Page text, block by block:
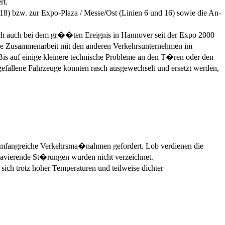
bzw. zur Expo-Plaza / Messe/Ost (Linien 6 und 16) sowie die An-
auch bei dem gr��ten Ereignis in Hannover seit der Expo 2000
mit den anderen Verkehrsunternehmen im
auf einige kleinere technische Probleme an den T�ren oder den
Fahrzeuge konnten rasch ausgewechselt und ersetzt werden,
Verkehrsma�nahmen gefordert. Lob verdienen die
St�rungen wurden nicht verzeichnet.
trotz hoher Temperaturen und teilweise dichter